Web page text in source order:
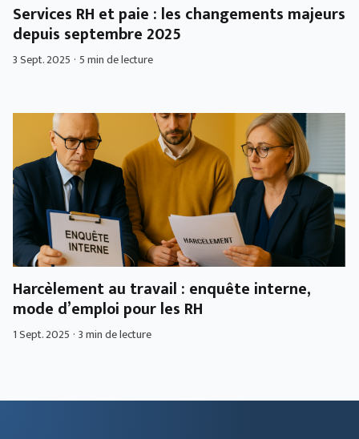
Services RH et paie : les changements majeurs
depuis septembre 2025
3 Sept. 2025 · 5 min de lecture
Harcèlement au travail : enquête interne,
mode d’emploi pour les RH
1 Sept. 2025 · 3 min de lecture